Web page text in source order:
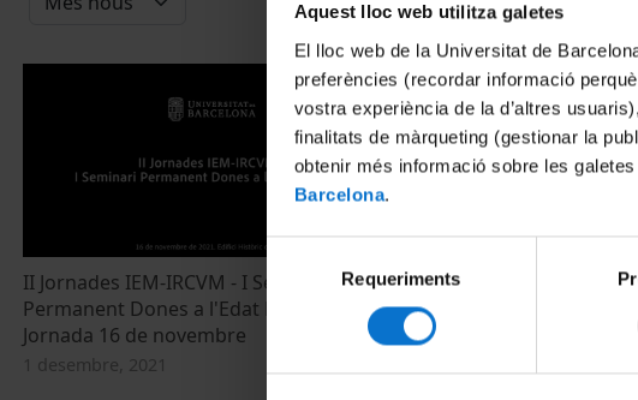
Aquest lloc web utilitza galetes
El lloc web de la Universitat de
preferències (recordar informació
vostra experiència de la d’altres
finalitats de màrqueting (gestionar la
obtenir més informació sobre les
Barcelona.
Selecció
de
consentiment
Requeriments
II Jornades IEM-IRCVM - I Seminari
Permanent Dones a l'Edat Mitjana.
Jornada 16 de novembre
1 desembre, 2021